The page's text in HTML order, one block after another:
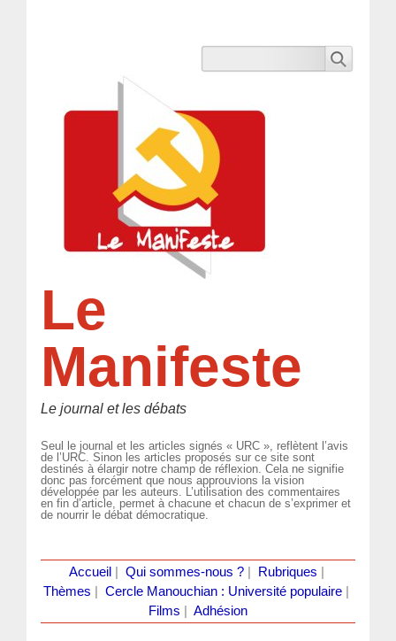
Le
Manifeste
Le journal et les débats
Seul le journal et les articles signés « URC », reflètent l’avis
de l’URC. Sinon les articles proposés sur ce site sont
destinés à élargir notre champ de réflexion. Cela ne signifie
donc pas forcément que nous approuvions la vision
développée par les auteurs. L’utilisation des commentaires
en fin d’article, permet à chacune et chacun de s’exprimer et
de nourrir le débat démocratique.
Accueil Qui sommes-nous ?| Rubriques
Thèmes
Cercle Manouchian : Université populaire
Films
Adhésion